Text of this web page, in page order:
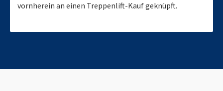
vornherein an einen Treppenlift-Kauf geknüpft.